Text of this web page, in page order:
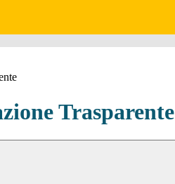
Trasparente